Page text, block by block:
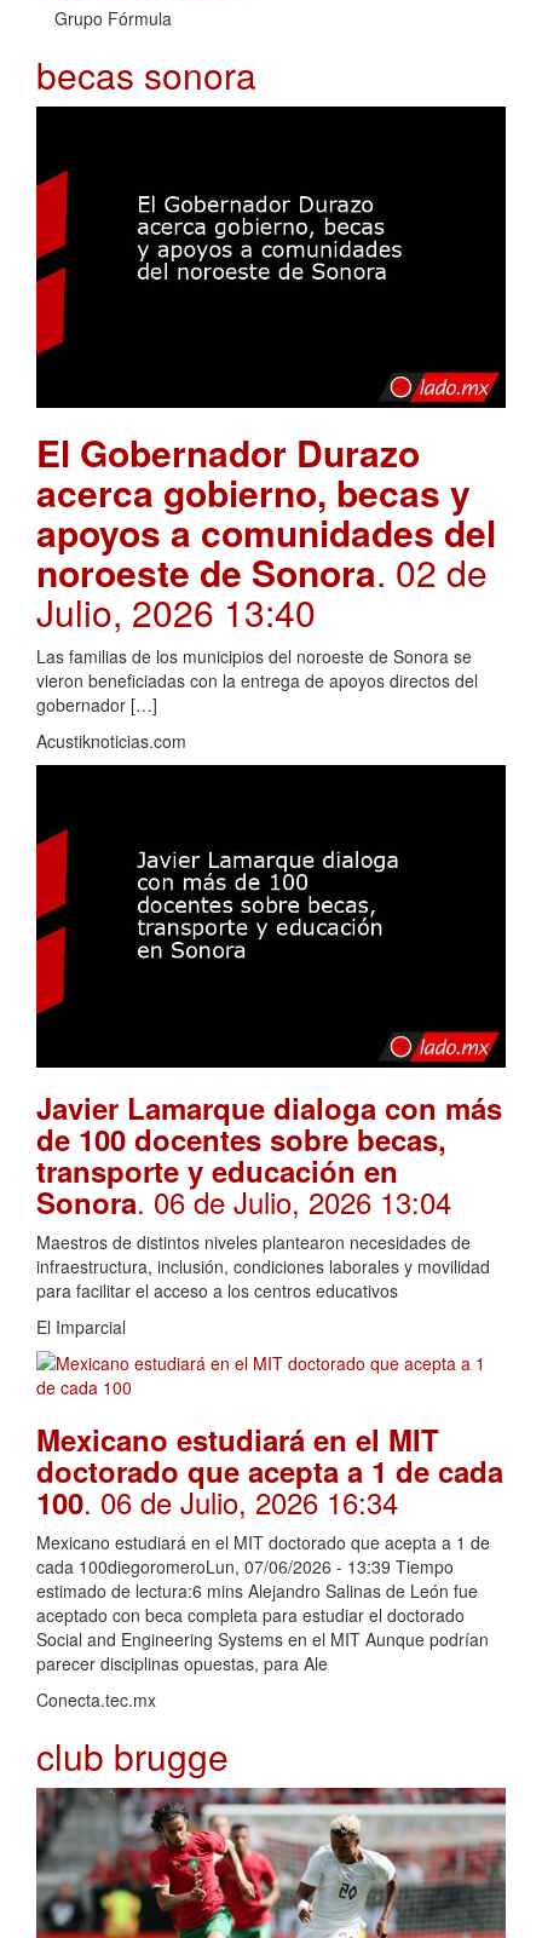
Grupo Fórmula
becas sonora
El Gobernador Durazo
acerca gobierno, becas y
apoyos a comunidades del
noroeste de Sonora. 02 de
Julio, 2026 13:40
Las familias de los municipios del noroeste de Sonora se
vieron beneficiadas con la entrega de apoyos directos del
gobernador […]
Acustiknoticias.com
Javier Lamarque dialoga con más
de 100 docentes sobre becas,
transporte y educación en
Sonora. 06 de Julio, 2026 13:04
Maestros de distintos niveles plantearon necesidades de
infraestructura, inclusión, condiciones laborales y movilidad
para facilitar el acceso a los centros educativos
El Imparcial
Mexicano estudiará en el MIT
doctorado que acepta a 1 de cada
100. 06 de Julio, 2026 16:34
Mexicano estudiará en el MIT doctorado que acepta a 1 de
cada 100diegoromeroLun, 07/06/2026 - 13:39 Tiempo
estimado de lectura:6 mins Alejandro Salinas de León fue
aceptado con beca completa para estudiar el doctorado
Social and Engineering Systems en el MIT Aunque podrían
parecer disciplinas opuestas, para Ale
Conecta.tec.mx
club brugge